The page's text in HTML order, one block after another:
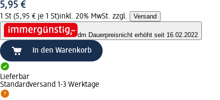
5,95 €
1 St (5,95 € je 1 St)inkl. 20% MwSt. zzgl. Versand
dm Dauerpreisnicht erhöht seit 16.02.2022
In den Warenkorb
Lieferbar
Standardversand 1-3 Werktage